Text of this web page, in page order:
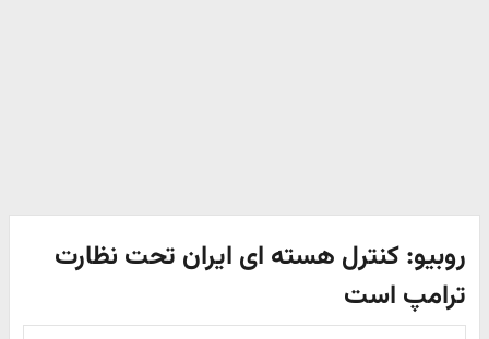
روبیو: کنترل هسته ای ایران تحت نظارت
ترامپ است